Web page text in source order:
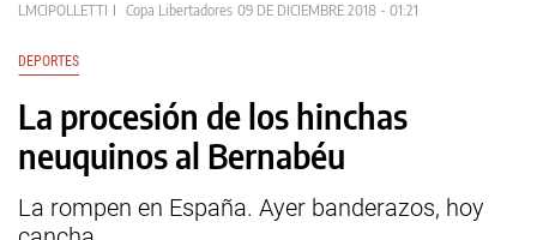
LMCIPOLLETTI Copa Libertadores 09 DE DICIEMBRE 2018 - 01:21
DEPORTES
La procesión de los hinchas
neuquinos al Bernabéu
La rompen en España. Ayer banderazos, hoy